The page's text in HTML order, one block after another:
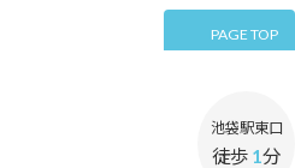
PAGE TOP
池袋駅東口
徒歩 1分